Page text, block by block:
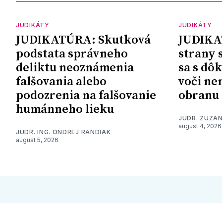
JUDIKÁTY
JUDIKATÚRA: Skutková
podstata správneho
deliktu neoznámenia
falšovania alebo
podozrenia na falšovanie
humánneho lieku
JUDR. ING. ONDREJ RANDIAK
august 5, 2026
JUDIKÁTY
strany
sa s
voči
obranu
JUDR.
august 4, 2026